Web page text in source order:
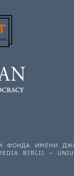
И ФОНДА ИМЕНИ
BIRLII –